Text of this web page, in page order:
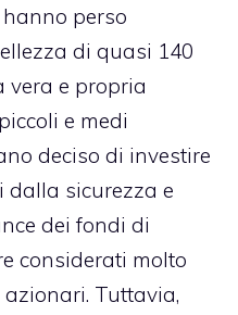
perso
di quasi 140
vera e propria
e medi
deciso di investire
sicurezza e
dei fondi di
considerati molto
Tuttavia,